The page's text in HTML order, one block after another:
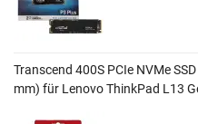
Transcend 400S PCIe NVMe
mm) für Lenovo ThinkPad L13